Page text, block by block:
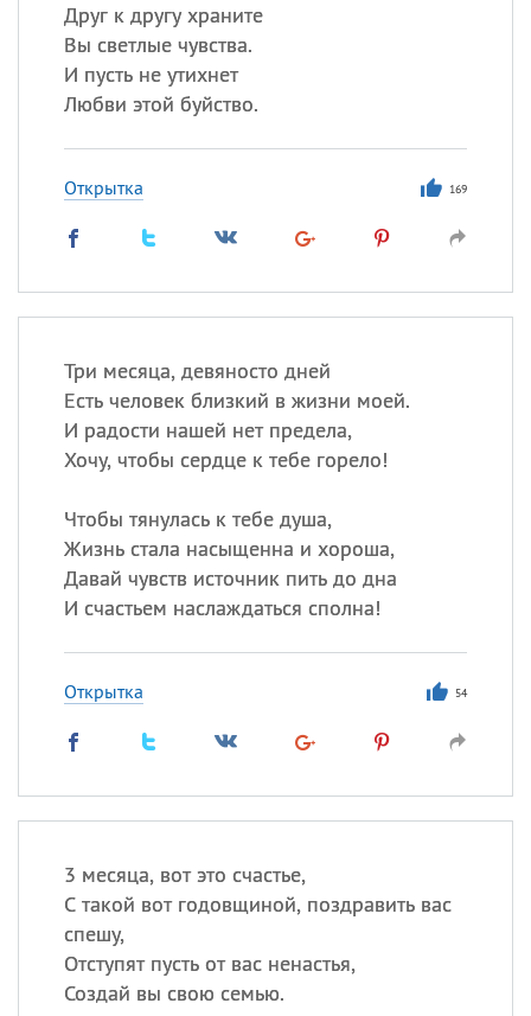
Друг к другу храните
Вы светлые чувства.
И пусть не утихнет
Любви этой буйство.
Открытка 169
Три месяца, девяносто дней
Есть человек близкий в жизни моей.
И радости нашей нет предела,
Хочу, чтобы сердце к тебе горело!
Чтобы тянулась к тебе душа,
Жизнь стала насыщенна и хороша,
Давай чувств источник пить до дна
И счастьем наслаждаться сполна!
Открытка 54
3 месяца, вот это счастье,
С такой вот годовщиной, поздравить вас
спешу,
Отступят пусть от вас ненастья,
Создай вы свою семью.